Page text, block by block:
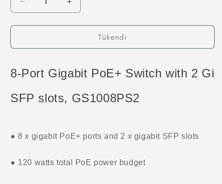
Port
Gigabit
Switch
2
Gigabit
slots
azaltın
8-
Port
Gigabit
Switch
Gigabit
slots
artırın
Tükendi
8-Port Gigabit PoE+ Switch with 2
SFP slots, GS1008PS2
● 8 x gigabit PoE+ ports and 2 x gigabit SFP slots
● 120 watts total PoE power budget